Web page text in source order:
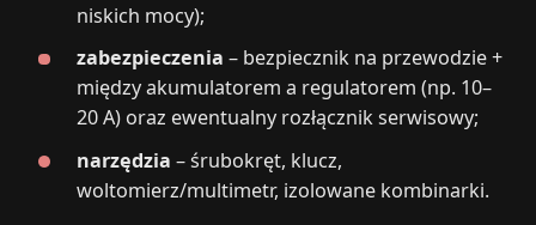
niskich mocy);
zabezpieczenia – bezpiecznik na przewodzie +
między akumulatorem a regulatorem (np. 10–
20 A) oraz ewentualny rozłącznik serwisowy;
narzędzia – śrubokręt, klucz,
woltomierz/multimetr, izolowane kombinarki.